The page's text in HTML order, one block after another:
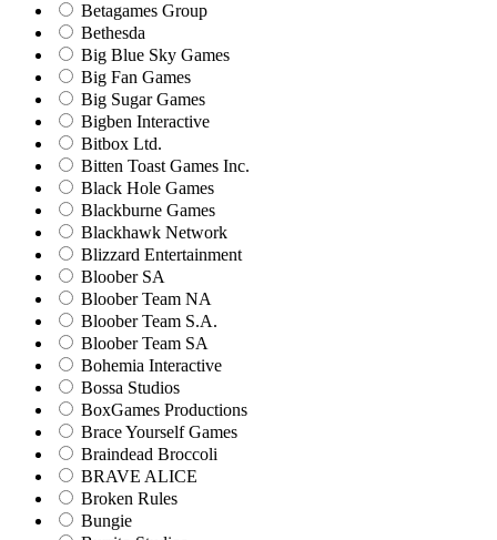
Betagames Group
Bethesda
Big Blue Sky Games
Big Fan Games
Big Sugar Games
Bigben Interactive
Bitbox Ltd.
Bitten Toast Games Inc.
Black Hole Games
Blackburne Games
Blackhawk Network
Blizzard Entertainment
Bloober SA
Bloober Team NA
Bloober Team S.A.
Bloober Team SA
Bohemia Interactive
Bossa Studios
BoxGames Productions
Brace Yourself Games
Braindead Broccoli
BRAVE ALICE
Broken Rules
Bungie